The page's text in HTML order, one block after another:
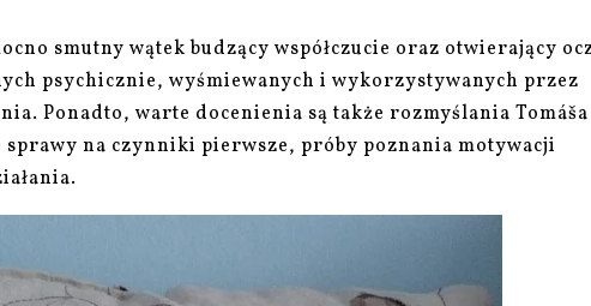
smutny wątek budzący współczucie oraz otwierający
psychicznie, wyśmiewanych i wykorzystywanych przez
Ponadto, warte docenienia są także rozmyślania
na czynniki pierwsze, próby poznania motywacji